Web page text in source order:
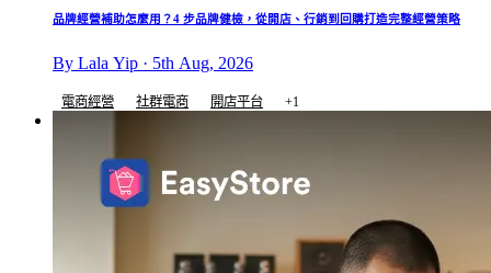
品牌經營補助怎麼用？4 步品牌健檢，從開店、行銷到回購打造完整經營策略
By Lala Yip · 5th Aug, 2026
電商經營 社群電商 開店平台 +1